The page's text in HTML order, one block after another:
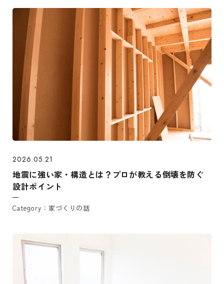
2026.05.21
地震に強い家・構造とは？プロが教える倒壊を防ぐ
設計ポイント
家づくりの話